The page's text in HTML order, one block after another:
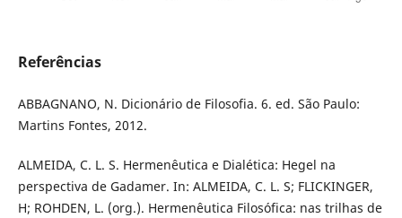
Referências
ABBAGNANO, N. Dicionário de Filosofia. 6. ed. São Paulo:
Martins Fontes, 2012.
ALMEIDA, C. L. S. Hermenêutica e Dialética: Hegel na
perspectiva de Gadamer. In: ALMEIDA, C. L. S; FLICKINGER,
H; ROHDEN, L. (org.). Hermenêutica Filosófica: nas trilhas de